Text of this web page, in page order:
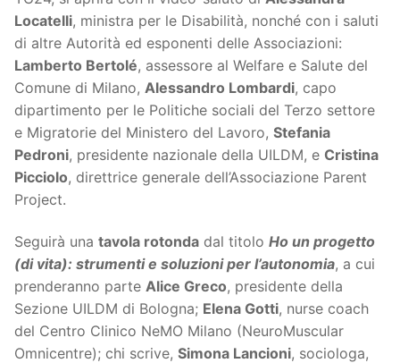
Locatelli, ministra per le Disabilità, nonché con i saluti
di altre Autorità ed esponenti delle Associazioni:
Lamberto Bertolé, assessore al Welfare e Salute del
Comune di Milano, Alessandro Lombardi, capo
dipartimento per le Politiche sociali del Terzo settore
e Migratorie del Ministero del Lavoro, Stefania
Pedroni, presidente nazionale della UILDM, e Cristina
Picciolo, direttrice generale dell’Associazione Parent
Project.
Seguirà una tavola rotonda dal titolo Ho un progetto
(di vita): strumenti e soluzioni per l’autonomia, a cui
prenderanno parte Alice Greco, presidente della
Sezione UILDM di Bologna; Elena Gotti, nurse coach
del Centro Clinico NeMO Milano (NeuroMuscular
Omnicentre); chi scrive, Simona Lancioni, sociologa,